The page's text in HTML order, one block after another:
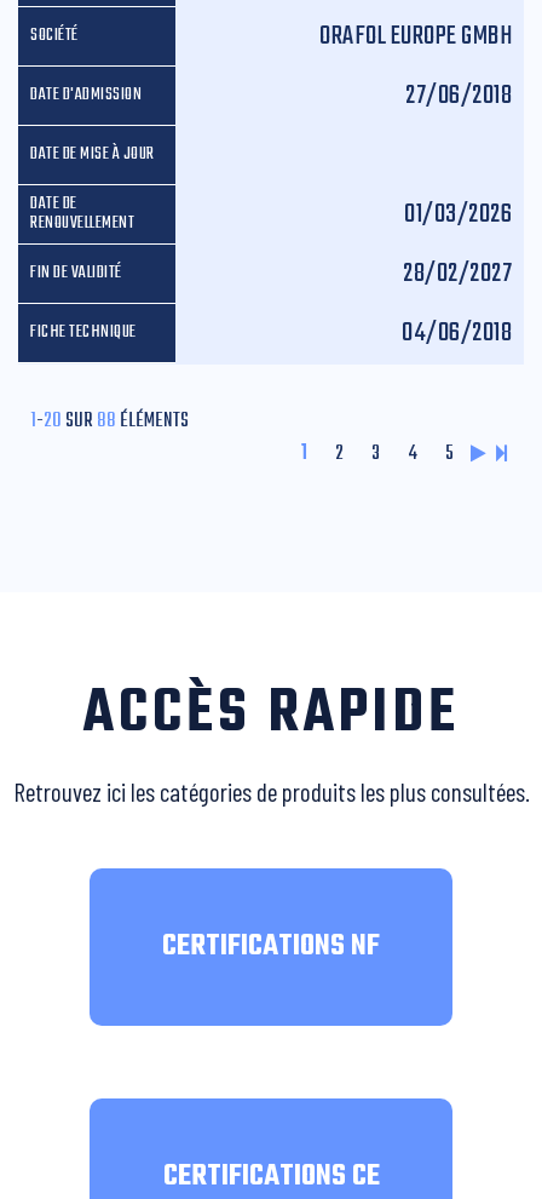
ORAFOL EUROPE GMBH
27/06/2018
01/03/2026
28/02/2027
04/06/2018
1-20SUR88ÉLÉMENTS
1 2 3 4 5
ACCÈS RAPIDE
Retrouvez ici les catégories de produits les plus consultées.
CERTIFICATIONS NF
CERTIFICATIONS CE